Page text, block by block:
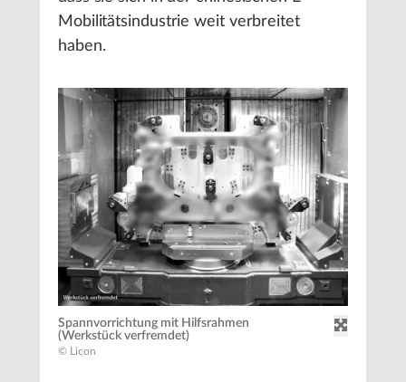
Mobilitätsindustrie weit verbreitet
haben.
Spannvorrichtung mit Hilfsrahmen
(Werkstück verfremdet)
© Licon